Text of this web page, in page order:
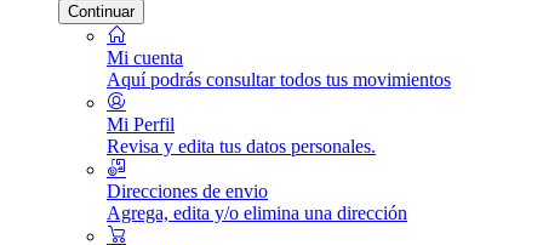
Continuar
Mi cuenta
Aquí podrás consultar todos tus movimientos
Mi Perfil
Revisa y edita tus datos personales.
Direcciones de envio
Agrega, edita y/o elimina una dirección